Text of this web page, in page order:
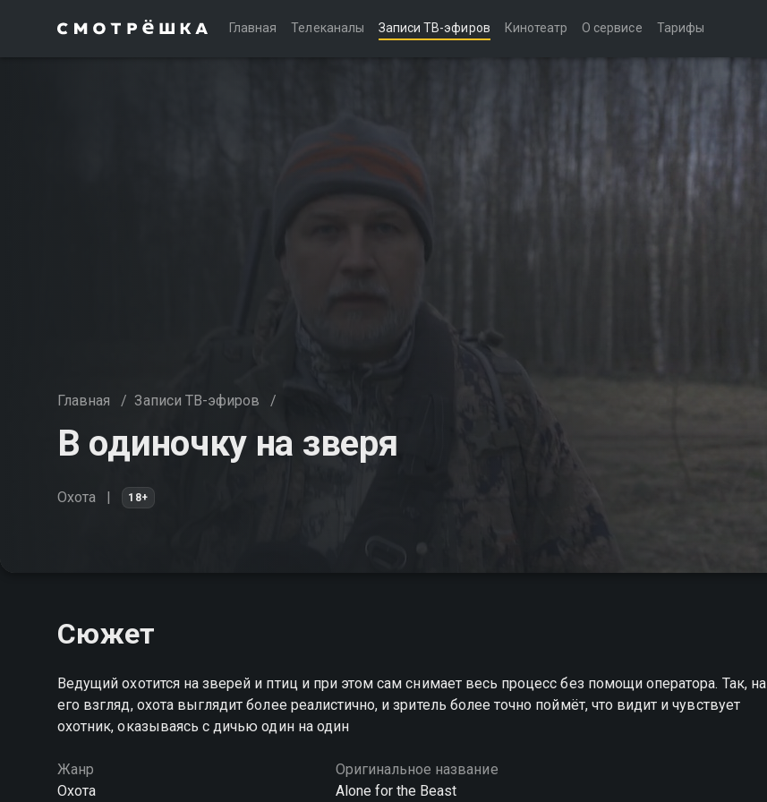
Главная Телеканалы Записи ТВ-эфиров Кинотеатр О сервисе Тарифы
Главная / Записи ТВ-эфиров /
В одиночку на зверя
Охота 18+
Сюжет
Ведущий охотится на зверей и птиц и при этом сам снимает весь процесс без помощи оператора. Так, на
его взгляд, охота выглядит более реалистично, и зритель более точно поймёт, что видит и чувствует
охотник, оказываясь с дичью один на один
Жанр
Охота
Оригинальное название
Alone for the Beast